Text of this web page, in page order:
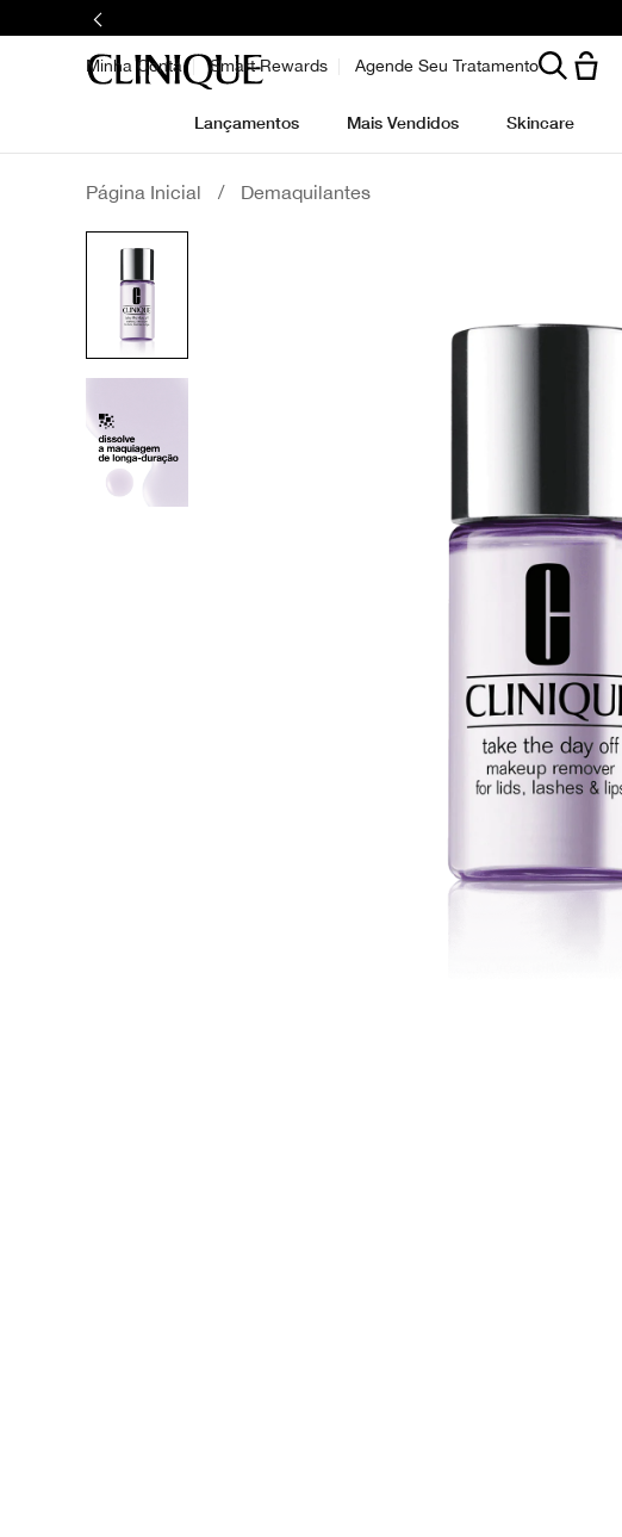
Minha Conta Smart Rewards Agende Seu Tratamento
Lançamentos Mais Vendidos Skincare
Página Inicial / Demaquilantes